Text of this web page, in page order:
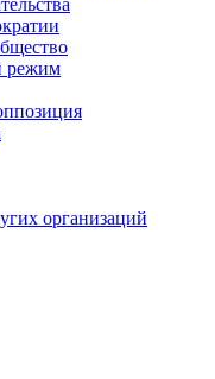
режим
организаций